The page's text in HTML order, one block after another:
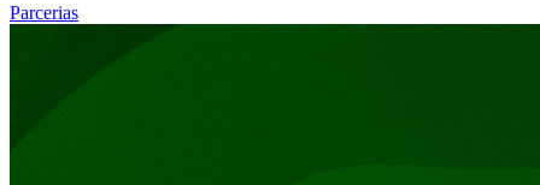
Parcerias